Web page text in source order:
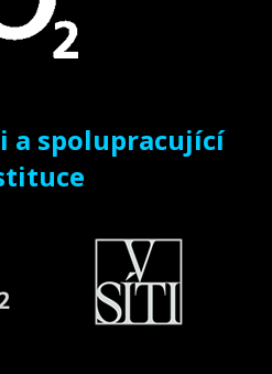
a spolupracující